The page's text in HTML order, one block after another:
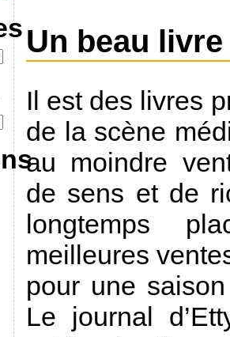
Un beau livre
Il est des livres
de la scène
au moindre
de sens et de
longtemps
meilleures
pour une
Le journal